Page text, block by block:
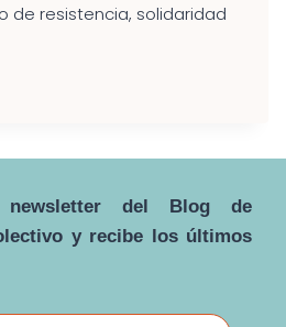
de resistencia, solidaridad
del Blog de
y recibe los últimos